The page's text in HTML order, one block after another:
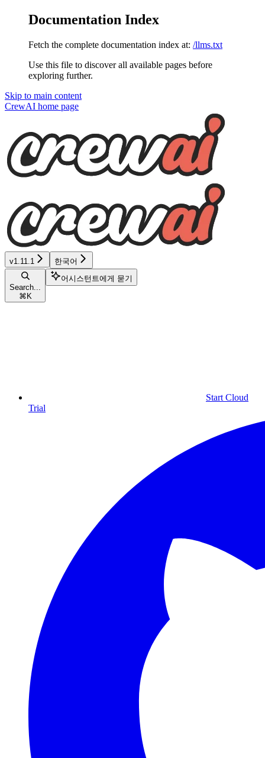
Documentation Index
Fetch the complete documentation index at: /llms.txt
Use this file to discover all available pages before
exploring further.
Skip to main content
CrewAI home page
v1.11.1 한국어
Search...
⌘ K
어시스턴트에게 묻기
Start Cloud
Trial